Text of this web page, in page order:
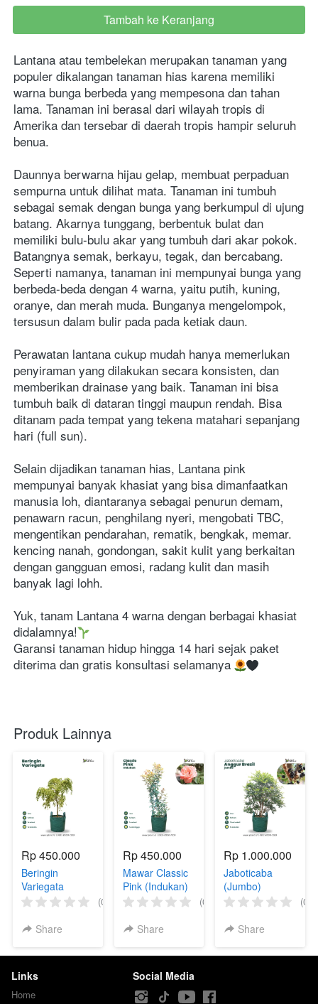
`
Tambah ke Keranjang
Lantana atau tembelekan merupakan tanaman yang
populer dikalangan tanaman hias karena memiliki
warna bunga berbeda yang mempesona dan tahan
lama. Tanaman ini berasal dari wilayah tropis di
Amerika dan tersebar di daerah tropis hampir seluruh
benua.
Daunnya berwarna hijau gelap, membuat perpaduan
sempurna untuk dilihat mata. Tanaman ini tumbuh
sebagai semak dengan bunga yang berkumpul di ujung
batang. Akarnya tunggang, berbentuk bulat dan
memiliki bulu-bulu akar yang tumbuh dari akar pokok.
Batangnya semak, berkayu, tegak, dan bercabang.
Seperti namanya, tanaman ini mempunyai bunga yang
berbeda-beda dengan 4 warna, yaitu putih, kuning,
oranye, dan merah muda. Bunganya mengelompok,
tersusun dalam bulir pada pada ketiak daun.
Perawatan lantana cukup mudah hanya memerlukan
penyiraman yang dilakukan secara konsisten, dan
memberikan drainase yang baik. Tanaman ini bisa
tumbuh baik di dataran tinggi maupun rendah. Bisa
ditanam pada tempat yang tekena matahari sepanjang
hari (full sun).
Selain dijadikan tanaman hias, Lantana pink
mempunyai banyak khasiat yang bisa dimanfaatkan
manusia loh, diantaranya sebagai penurun demam,
penawarn racun, penghilang nyeri, mengobati TBC,
mengentikan pendarahan, rematik, bengkak, memar.
kencing nanah, gondongan, sakit kulit yang berkaitan
dengan gangguan emosi, radang kulit dan masih
banyak lagi lohh.
Yuk, tanam Lantana 4 warna dengan berbagai khasiat
didalamnya!
Garansi tanaman hidup hingga 14 hari sejak paket
diterima dan gratis konsultasi selamanya
Produk Lainnya
Rp 450.000
Beringin
Variegata
(0)
Share
Rp 450.000
Mawar Classic
Pink (Indukan)
(0)
Share
Rp 1.000.000
Jaboticaba
(Jumbo)
(0)
Share
Links
Home
Social Media